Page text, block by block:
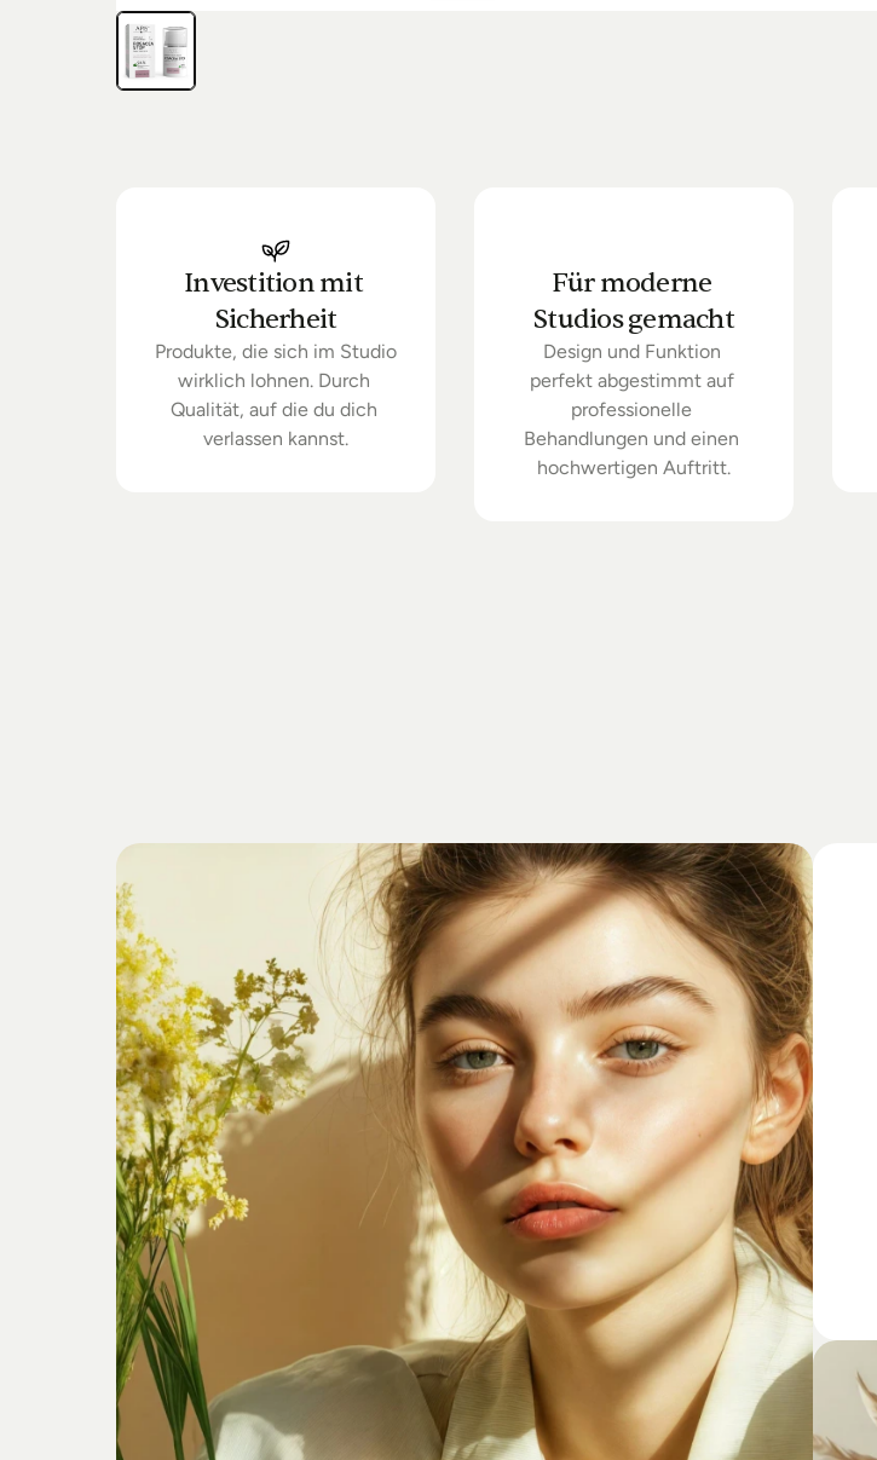
Investition mit
Sicherheit
Produkte, die sich im Studio
wirklich lohnen. Durch
Qualität, auf die du dich
verlassen kannst.
Für moderne
Studios gemacht
Design und Funktion
perfekt abgestimmt auf
professionelle
Behandlungen und einen
hochwertigen Auftritt.